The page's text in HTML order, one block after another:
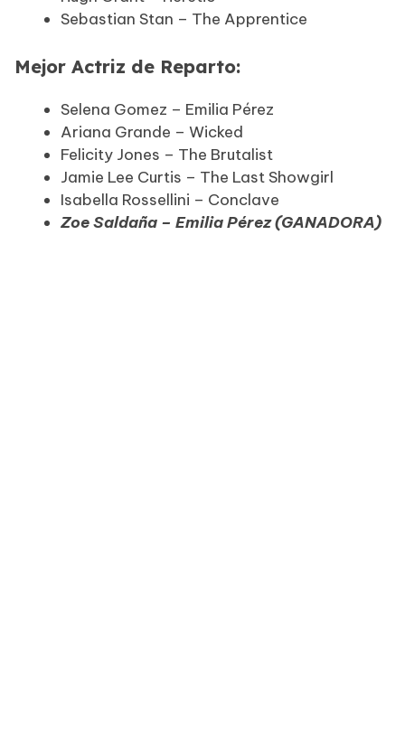
Sebastian Stan – The Apprentice
Mejor Actriz de Reparto:
Selena Gomez – Emilia Pérez
Ariana Grande – Wicked
Felicity Jones – The Brutalist
Jamie Lee Curtis – The Last Showgirl
Isabella Rossellini – Conclave
Zoe Saldaña – Emilia Pérez (GANADORA)